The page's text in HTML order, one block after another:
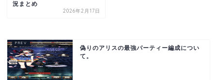
況まとめ
2026年2月17日
偽りのアリスの最強パーティー編成につい
て。